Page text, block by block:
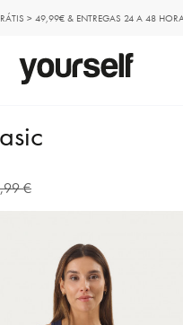
> 49,99€ & ENTREGAS 24 A 48
€